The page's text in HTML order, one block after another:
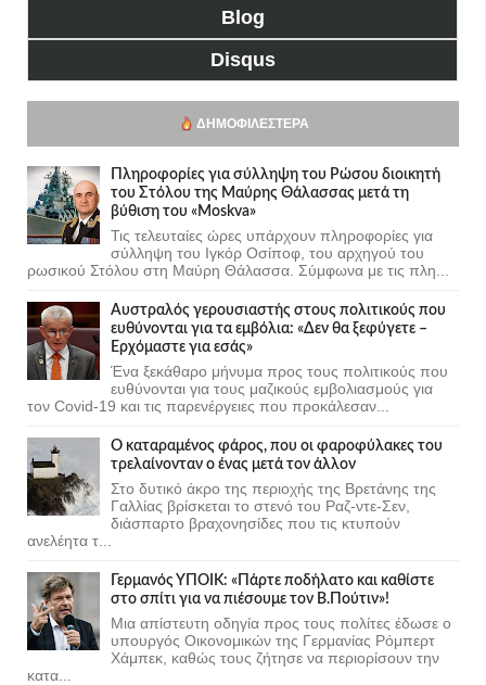
Blog
Disqus
ΔΗΜΟΦΙΛΈΣΤΕΡΑ
Πληροφορίες για σύλληψη του Ρώσου διοικητή
του Στόλου της Mαύρης Θάλασσας μετά τη
βύθιση του «Moskva»
Τις τελευταίες ώρες υπάρχουν πληροφορίες για
σύλληψη του Ιγκόρ Οσίποφ, του αρχηγού του
ρωσικού Στόλου στη Μαύρη Θάλασσα. Σύμφωνα με τις πλη...
Αυστραλός γερουσιαστής στους πολιτικούς που
ευθύνονται για τα εμβόλια: «Δεν θα ξεφύγετε –
Ερχόμαστε για εσάς»
Ένα ξεκάθαρο μήνυμα προς τους πολιτικούς που
ευθύνονται για τους μαζικούς εμβολιασμούς για
τον Covid-19 και τις παρενέργειες που προκάλεσαν...
Ο καταραμένος φάρος, που οι φαροφύλακες του
τρελαίνονταν ο ένας μετά τον άλλον
Στο δυτικό άκρο της περιοχής της Βρετάνης της
Γαλλίας βρίσκεται το στενό του Ραζ-ντε-Σεν,
διάσπαρτο βραχονησίδες που τις κτυπούν
ανελέητα τ...
Γερμανός ΥΠΟΙΚ: «Πάρτε ποδήλατο και καθίστε
στο σπίτι για να πιέσουμε τον Β.Πούτιν»!
Μια απίστευτη οδηγία προς τους πολίτες έδωσε ο
υπουργός Οικονομικών της Γερμανίας Ρόμπερτ
Χάμπεκ, καθώς τους ζήτησε να περιορίσουν την
κατα...